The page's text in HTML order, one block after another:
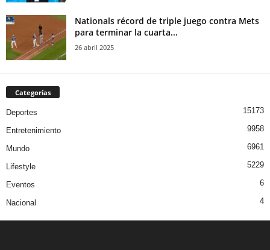
Nationals récord de triple juego contra Mets
para terminar la cuarta...
26 abril 2025
Categorías
Deportes 15173
Entretenimiento 9958
Mundo 6961
Lifestyle 5229
Eventos 6
Nacional 4